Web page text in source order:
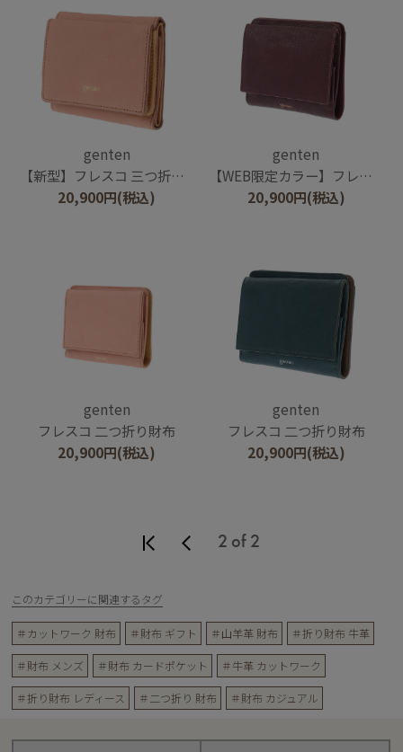
genten
【新型】フレスコ 三つ折り財布
20,900円(税込)
genten
【WEB限定カラー】フレスコ 二つ折財布
20,900円(税込)
genten
フレスコ 二つ折り財布
20,900円(税込)
genten
フレスコ 二つ折り財布
20,900円(税込)
2 of 2
このカテゴリーに関連するタグ
＃カットワーク 財布 ＃財布 ギフト ＃山羊革 財布 ＃折り財布 牛革
＃財布 メンズ ＃財布 カードポケット ＃牛革 カットワーク
＃折り財布 レディース ＃二つ折り 財布 ＃財布 カジュアル